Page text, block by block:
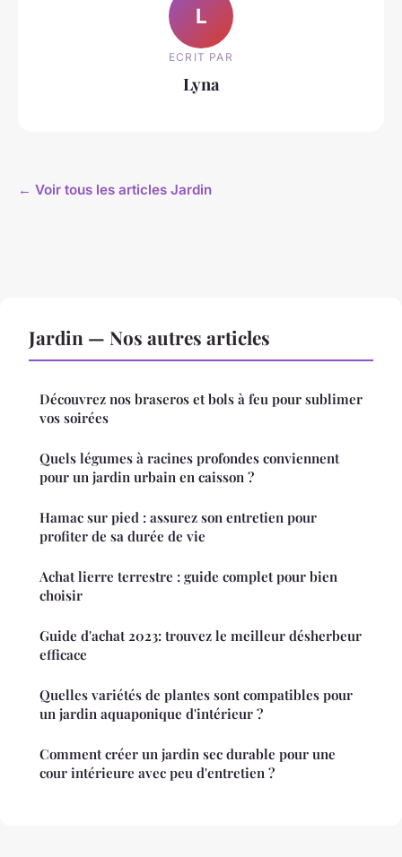
L
ECRIT PAR
Lyna
← Voir tous les articles Jardin
Jardin — Nos autres articles
Découvrez nos braseros et bols à feu pour sublimer
vos soirées
Quels légumes à racines profondes conviennent
pour un jardin urbain en caisson ?
Hamac sur pied : assurez son entretien pour
profiter de sa durée de vie
Achat lierre terrestre : guide complet pour bien
choisir
Guide d'achat 2023: trouvez le meilleur désherbeur
efficace
Quelles variétés de plantes sont compatibles pour
un jardin aquaponique d'intérieur ?
Comment créer un jardin sec durable pour une
cour intérieure avec peu d'entretien ?